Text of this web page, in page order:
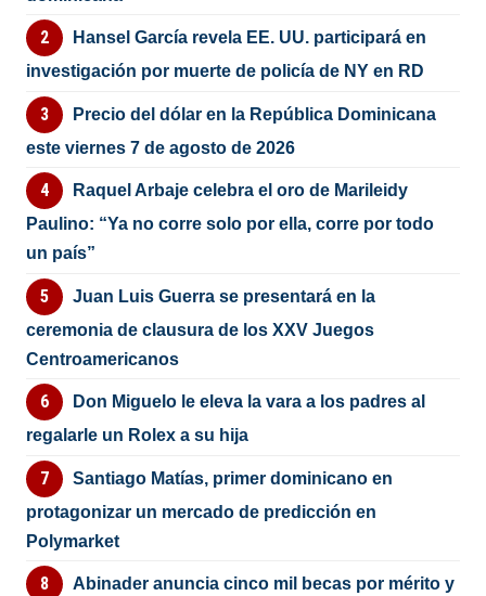
Hansel García revela EE. UU. participará en
investigación por muerte de policía de NY en RD
Precio del dólar en la República Dominicana
este viernes 7 de agosto de 2026
Raquel Arbaje celebra el oro de Marileidy
Paulino: “Ya no corre solo por ella, corre por todo
un país”
Juan Luis Guerra se presentará en la
ceremonia de clausura de los XXV Juegos
Centroamericanos
Don Miguelo le eleva la vara a los padres al
regalarle un Rolex a su hija
Santiago Matías, primer dominicano en
protagonizar un mercado de predicción en
Polymarket
Abinader anuncia cinco mil becas por mérito y